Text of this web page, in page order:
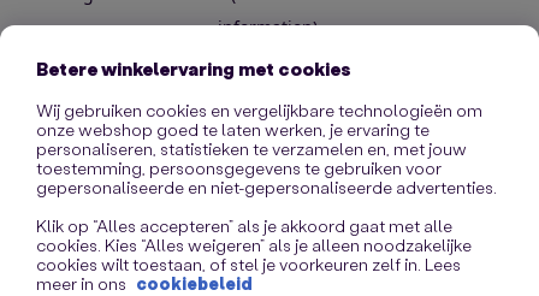
information).
Betere winkelervaring met cookies
Wij gebruiken cookies en vergelijkbare technologieën om
onze webshop goed te laten werken, je ervaring te
personaliseren, statistieken te verzamelen en, met jouw
toestemming, persoonsgegevens te gebruiken voor
gepersonaliseerde en niet-gepersonaliseerde advertenties.
Klik op “Alles accepteren” als je akkoord gaat met alle
cookies. Kies “Alles weigeren” als je alleen noodzakelijke
cookies wilt toestaan, of stel je voorkeuren zelf in. Lees
meer in ons cookiebeleid